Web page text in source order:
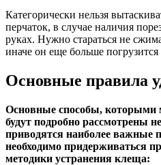
Категорически нельзя
перчаток, в случае наличия
руках. Нужно стараться не
иначе он еще больше погрузится
Основные правила
Основные способы, которыми
будут подробно рассмотрены
приводятся наиболее важные
необходимо придерживаться
методики устранения клеща: